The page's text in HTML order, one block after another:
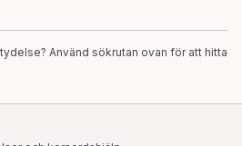
Använd sökrutan ovan för att hitta